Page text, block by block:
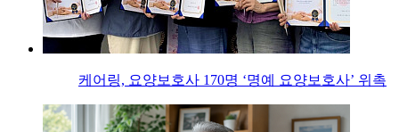
케어링, 요양보호사 170명 ‘명예 요양보호사’ 위촉